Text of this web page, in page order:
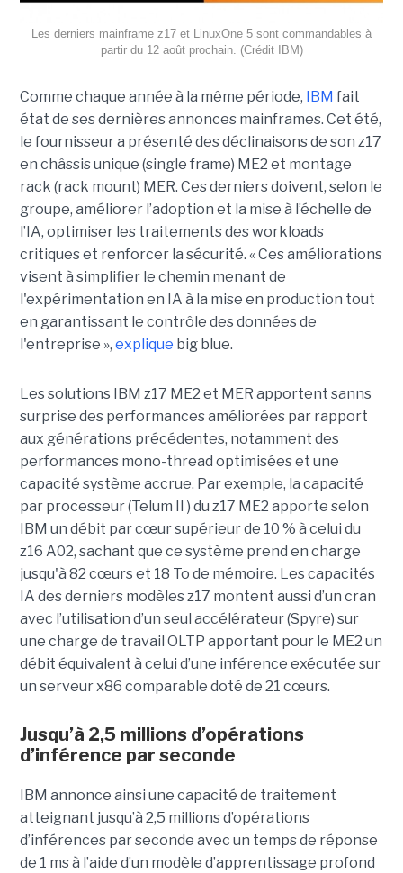
Les derniers mainframe z17 et LinuxOne 5 sont commandables à
partir du 12 août prochain. (Crédit IBM)
Comme chaque année à la même période, IBM fait
état de ses dernières annonces mainframes. Cet été,
le fournisseur a présenté des déclinaisons de son z17
en châssis unique (single frame) ME2 et montage
rack (rack mount) MER. Ces derniers doivent, selon le
groupe, améliorer l’adoption et la mise à l’échelle de
l’IA, optimiser les traitements des workloads
critiques et renforcer la sécurité. « Ces améliorations
visent à simplifier le chemin menant de
l'expérimentation en IA à la mise en production tout
en garantissant le contrôle des données de
l'entreprise », explique big blue.
Les solutions IBM z17 ME2 et MER apportent sanns
surprise des performances améliorées par rapport
aux générations précédentes, notamment des
performances mono-thread optimisées et une
capacité système accrue. Par exemple, la capacité
par processeur (Telum II ) du z17 ME2 apporte selon
IBM un débit par cœur supérieur de 10 % à celui du
z16 A02, sachant que ce système prend en charge
jusqu'à 82 cœurs et 18 To de mémoire. Les capacités
IA des derniers modèles z17 montent aussi d’un cran
avec l’utilisation d’un seul accélérateur (Spyre) sur
une charge de travail OLTP apportant pour le ME2 un
débit équivalent à celui d’une inférence exécutée sur
un serveur x86 comparable doté de 21 cœurs.
Jusqu’à 2,5 millions d’opérations
d’inférence par seconde
IBM annonce ainsi une capacité de traitement
atteignant jusqu’à 2,5 millions d’opérations
d’inférences par seconde avec un temps de réponse
de 1 ms à l’aide d’un modèle d’apprentissage profond